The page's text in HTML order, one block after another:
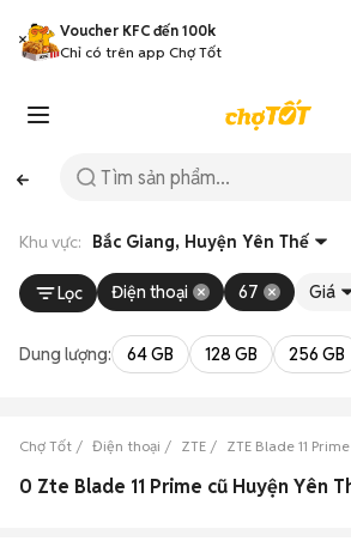
Voucher KFC đến 100k
Chỉ có trên app Chợ Tốt
Khu vực: Bắc Giang, Huyện Yên Thế
Lọc Điện thoại 67 Giá
Dung lượng: 64 GB 128 GB 256 GB
Chợ Tốt Điện thoại ZTE ZTE Blade 11 Prime